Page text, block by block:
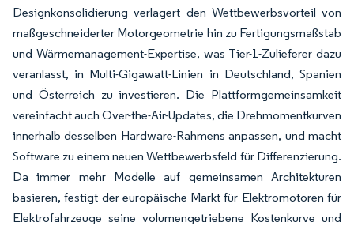
Designkonsolidierung verlagert den Wettbewerbsvorteil von
maßgeschneiderter Motorgeometrie hin zu Fertigungsmaßstab
und Wärmemanagement-Expertise, was Tier-1-Zulieferer dazu
veranlasst, in Multi-Gigawatt-Linien in Deutschland, Spanien
und Österreich zu investieren. Die Plattformgemeinsamkeit
vereinfacht auch Over-the-Air-Updates, die Drehmomentkurven
innerhalb desselben Hardware-Rahmens anpassen, und macht
Software zu einem neuen Wettbewerbsfeld für Differenzierung.
Da immer mehr Modelle auf gemeinsamen Architekturen
basieren, festigt der europäische Markt für Elektromotoren für
Elektrofahrzeuge seine volumengetriebene Kostenkurve und